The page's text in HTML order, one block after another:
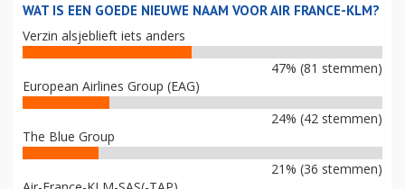
WAT IS EEN GOEDE NIEUWE NAAM VOOR AIR FRANCE-KLM?
Verzin alsjeblieft iets anders
47% (81 stemmen)
European Airlines Group (EAG)
24% (42 stemmen)
The Blue Group
21% (36 stemmen)